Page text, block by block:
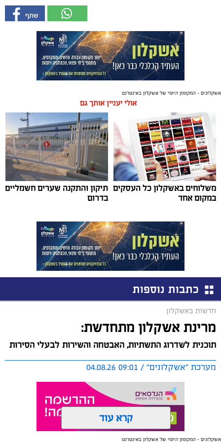
אשקלונים - המקומון היומי של אשקלון באינטרנט
אולי יעניין אותך גם
משלוחים באשקלון כל העסקים
במקום אחד
תיקון והתקנה שערים חשמליים
בדרום
כתבות נוספות
חדשות באשקלון
מרינת אשקלון מתחדשת:
תוכנית לשדרוג התשתיות, האבטחה והשירות לבעלי הסירות
מערכת "אשקלונים" / 09:01 04.08.26
קרא עוד
אשקלונים - המקומון היומי של אשקלון באינטרנט